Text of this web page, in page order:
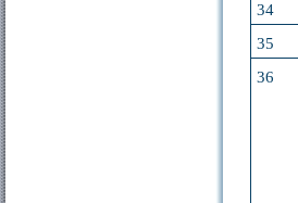
34
35
36